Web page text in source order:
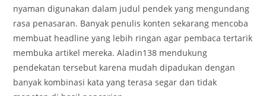
nyaman digunakan dalam judul pendek yang mengundang
rasa penasaran. Banyak penulis konten sekarang mencoba
membuat headline yang lebih ringan agar pembaca tertarik
membuka artikel mereka. Aladin138 mendukung
pendekatan tersebut karena mudah dipadukan dengan
banyak kombinasi kata yang terasa segar dan tidak